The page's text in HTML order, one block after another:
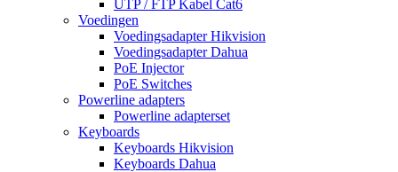
UTP / FTP Kabel Cat6
Voedingen
Voedingsadapter Hikvision
Voedingsadapter Dahua
PoE Injector
PoE Switches
Powerline adapters
Powerline adapterset
Keyboards
Keyboards Hikvision
Keyboards Dahua